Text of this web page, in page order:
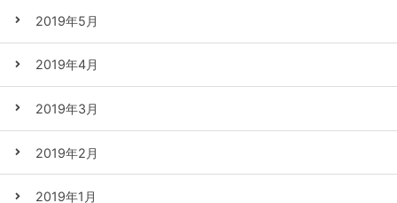
2019年5月
2019年4月
2019年3月
2019年2月
2019年1月